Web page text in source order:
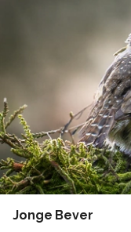
Jonge Bever